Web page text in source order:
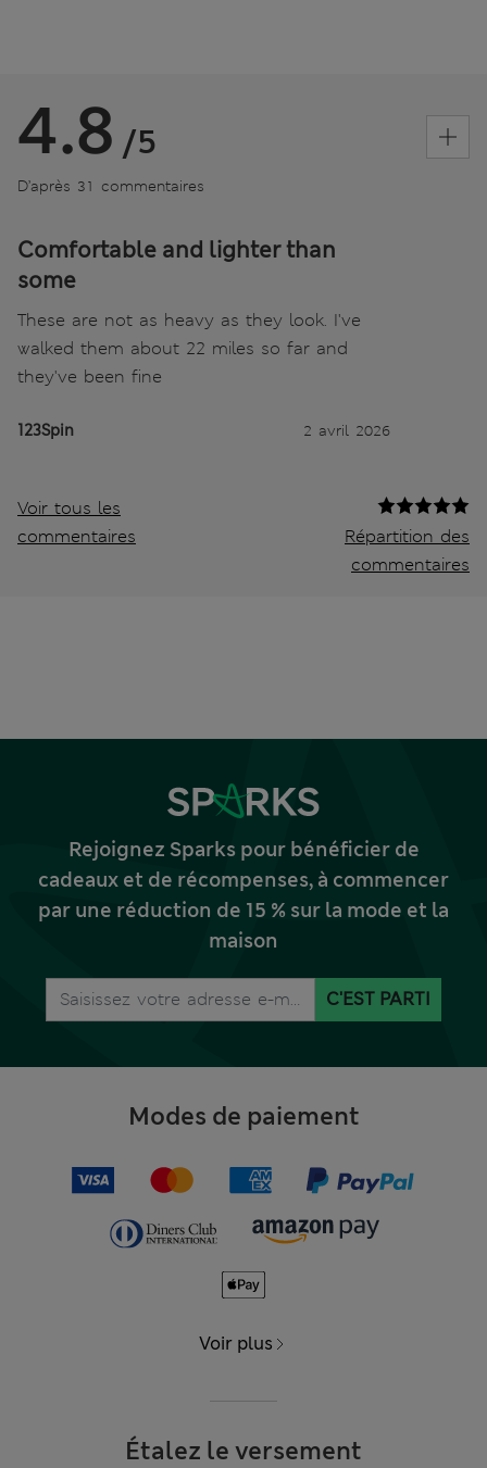
4.8 /5
D’après 31 commentaires
Comfortable and lighter than
some
These are not as heavy as they look. I've
walked them about 22 miles so far and
they've been fine
123Spin 2 avril 2026
Voir tous les
commentaires
Répartition des
commentaires
Rejoignez Sparks pour bénéficier de
cadeaux et de récompenses, à commencer
par une réduction de 15 % sur la mode et la
maison
C'EST PARTI
Modes de paiement
Voir plus
Étalez le versement